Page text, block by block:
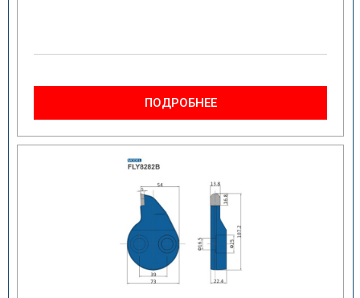
ПОДРОБНЕЕ